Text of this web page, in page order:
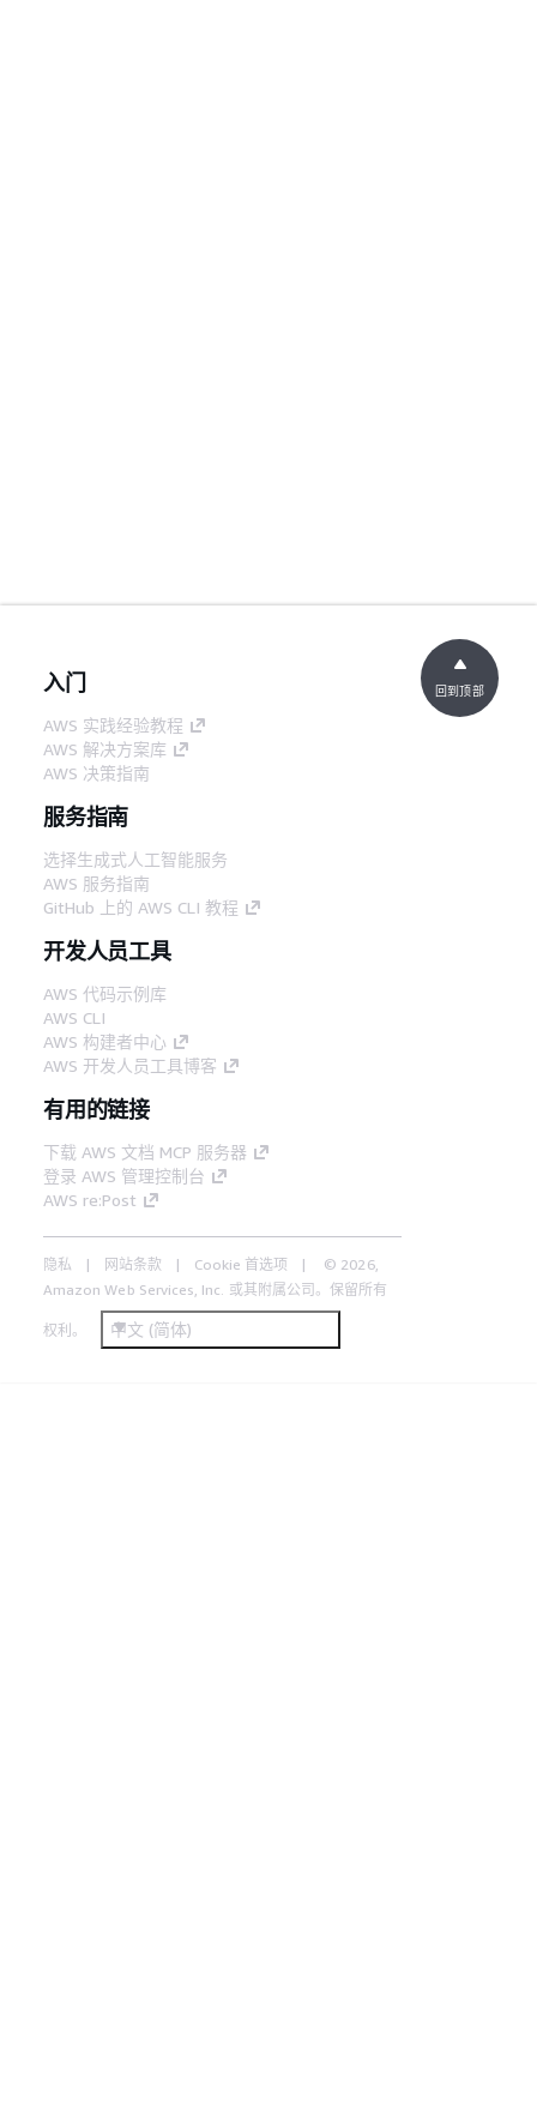
入门
AWS 实践经验教程
AWS 解决方案库
AWS 决策指南
服务指南
选择生成式人工智能服务
AWS 服务指南
GitHub 上的 AWS CLI 教程
开发人员工具
AWS 代码示例库
AWS CLI
AWS 构建者中心
AWS 开发人员工具博客
有用的链接
下载 AWS 文档 MCP 服务器
登录 AWS 管理控制台
AWS re:Post
隐私 网站条款 Cookie 首选项
© 2026,
Amazon Web Services, Inc. 或其附属公司。保留所有
权利。 中文 (简体)
回到顶部